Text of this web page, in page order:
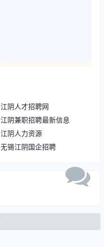
江阴人才招聘网
江阴兼职招聘最新信息
江阴人力资源
无锡江阴国企招聘